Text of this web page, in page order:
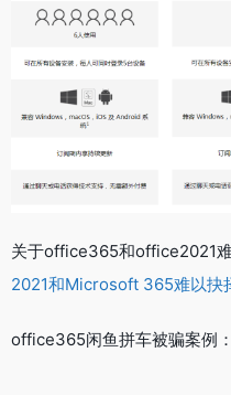
关于office365和office2021
2021和Microsoft 365难以抉
office365闲鱼拼车被骗案例：